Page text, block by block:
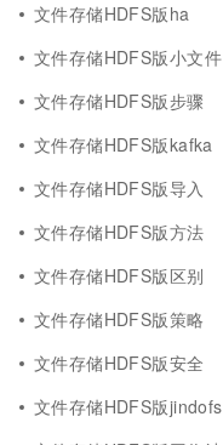
文件存储HDFS版ha
文件存储HDFS版小文件
文件存储HDFS版步骤
文件存储HDFS版kafka
文件存储HDFS版导入
文件存储HDFS版方法
文件存储HDFS版区别
文件存储HDFS版策略
文件存储HDFS版安全
文件存储HDFS版jindofs